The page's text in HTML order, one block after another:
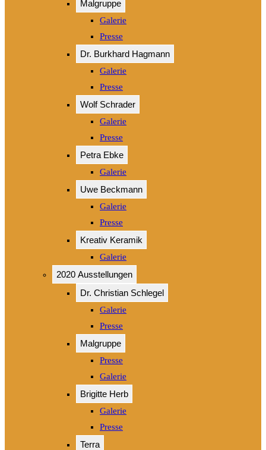
Malgruppe
Galerie
Presse
Dr. Burkhard Hagmann
Galerie
Presse
Wolf Schrader
Galerie
Presse
Petra Ebke
Galerie
Uwe Beckmann
Galerie
Presse
Kreativ Keramik
Galerie
2020 Ausstellungen
Dr. Christian Schlegel
Galerie
Presse
Malgruppe
Presse
Galerie
Brigitte Herb
Galerie
Presse
Terra